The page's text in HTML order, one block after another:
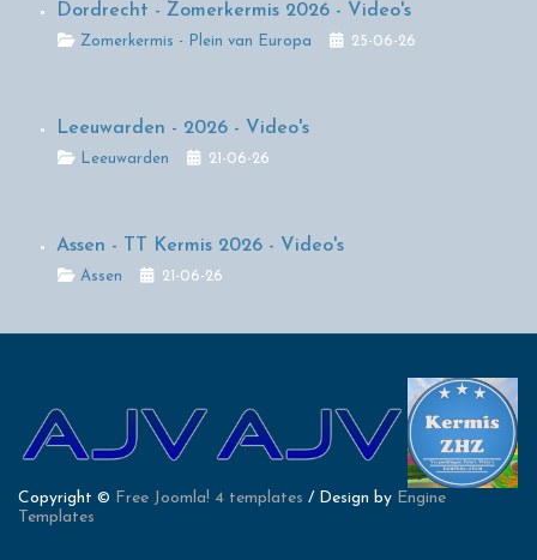
Dordrecht - Zomerkermis 2026 - Video's
Details
Zomerkermis - Plein van Europa 25-06-26
Leeuwarden - 2026 - Video's
DetailsLeeuwarden 21-06-26
Assen - TT Kermis 2026 - Video's
Details
Assen 21-06-26
Copyright © Free Joomla! 4 templates / Design by Engine
Templates